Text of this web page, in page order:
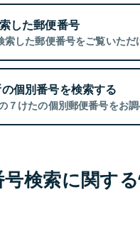
した郵便番号
索した郵便番号をご覧いただ
個別番号を検索する
７けたの個別郵便番号をお調
検索に関す